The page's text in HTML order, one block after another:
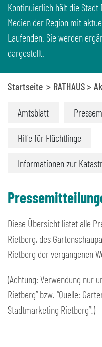
Kontinuierlich hält die
Medien der Region mit
Laufenden. Sie werden
dargestellt.
Startseite RATHAUS
Amtsblatt
Hilfe für Flüchtlinge
Informationen zur
Diese Übersicht listet alle
Rietberg, des
Rietberg der vergangenen
(Achtung: Verwendung nur
Rietberg” bzw. “Quelle:
Stadtmarketing Rietberg”!)